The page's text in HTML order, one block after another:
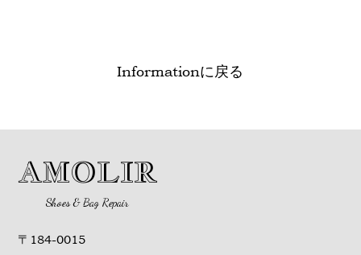
Informationに戻る
AMOLIR
Shoes & Bag Repair
〒184-0015